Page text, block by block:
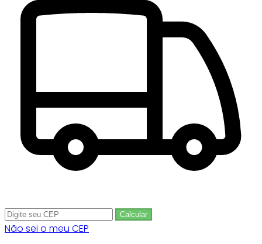
Calcular
Não sei o meu CEP